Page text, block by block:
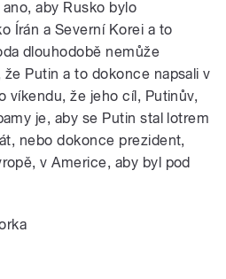
aby Rusko bylo
Írán a Severní Korei a to
dlouhodobě nemůže
Putin a to dokonce napsali v
víkendu, že jeho cíl, Putinův,
je, aby se Putin stal lotrem
nebo dokonce prezident,
v Americe, aby byl pod